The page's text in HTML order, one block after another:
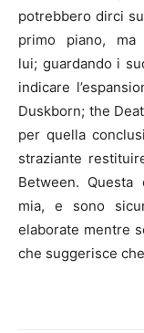
potrebbero dirci
primo piano,
lui; guardando i
indicare
Duskborn; the
per quella
straziante
Between.
mia, e sono
elaborate mentre
che suggerisce